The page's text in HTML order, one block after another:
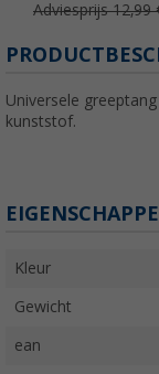
Adviesprijs 12,99
Universele
kunststof.
Kleur
Gewicht
ean